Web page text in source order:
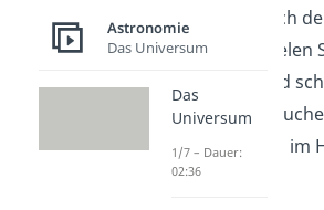
verdunkelt, zeigt sich
der von unzählig vielen
geschmückt ist. Und
die Augen auf der
bestimmten Bildern im
Sternbildern
Astronomie
Das Universum
Das
Universum
1/7 – Dauer:
02:36